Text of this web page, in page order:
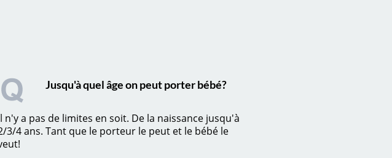
Jusqu'à quel âge on peut porter bébé?
n'y a pas de limites en soit. De la naissance jusqu'à
3/4 ans. Tant que le porteur le peut et le bébé le